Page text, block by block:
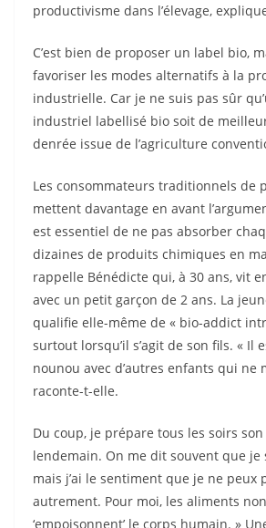
productivisme dans l’élevage,
C’est bien de proposer un label bio,
favoriser les modes alternatifs à la
industrielle. Car je ne suis pas sûr
industriel labellisé bio soit de
denrée issue de l’agriculture
Les consommateurs traditionnels de
mettent davantage en avant
est essentiel de ne pas absorber
dizaines de produits chimiques en
rappelle Bénédicte qui, à 30 ans, vit
avec un petit garçon de 2 ans. La
qualifie elle-même de « bio-addict
surtout lorsqu’il s’agit de son fils. « Il
nounou avec d’autres enfants qui ne
raconte-t-elle.
Du coup, je prépare tous les soirs
lendemain. On me dit souvent que je
mais j’ai le sentiment que je ne peux
autrement. Pour moi, les aliments
‘empoisonnent’ le corps humain. »